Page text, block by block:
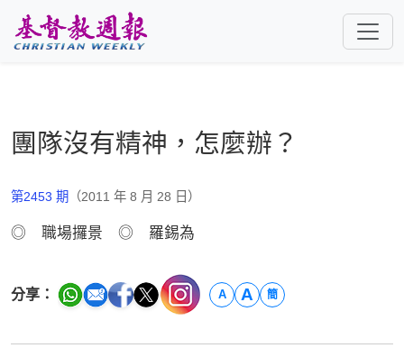
團隊沒有精神，怎麼辦？
第2453 期 （2011 年 8 月 28 日）
◎ 職場攞景 ◎ 羅錫為
分享： A A 簡